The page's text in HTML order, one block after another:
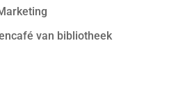
van bibliotheek